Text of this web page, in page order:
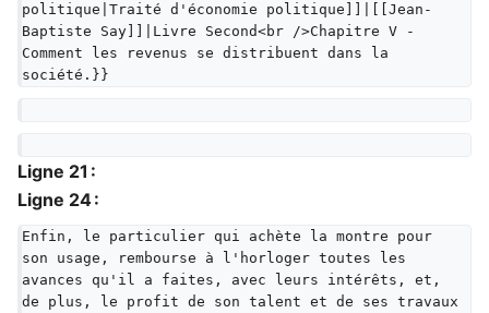
politique|Traité d'économie politique]]|[[Jean-
Baptiste Say]]|Livre Second<br />Chapitre V -
Comment les revenus se distribuent dans la
société.}}
Ligne 21 :
Ligne 24 :
Enfin, le particulier qui achète la montre pour
son usage, rembourse à l'horloger toutes les
avances qu'il a faites, avec leurs intérêts, et,
de plus, le profit de son talent et de ses travaux